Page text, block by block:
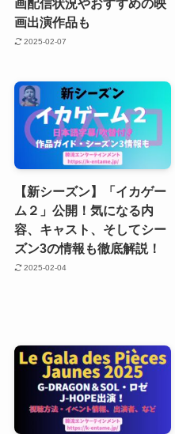
画配信状況やおすすめの映
画出演作品も
2025-02-07
【新シーズン】「イカゲー
ム２」公開！気になる内
容、キャスト、そしてシー
ズン3の情報も徹底解説！
2025-02-04